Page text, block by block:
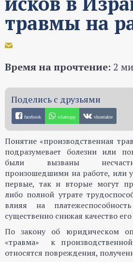
травмы на
Время на прочтение: 2
facebook whatsapp vkontakte
Понятие «производственная
подразумевает болезни или
были вызваны
произошедшими на работе, или
первые, так и вторые могут
либо полной утрате
влияя на
существенно снижая качество
По закону об юридическом
«травма» к
относятся повреждения,